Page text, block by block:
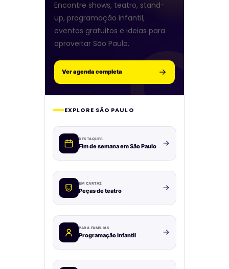
Encontre shows, teatro, stand-
up, programação infantil,
eventos gratuitos e ideias para
aproveitar São Paulo.
Ver agenda completa
EXPLORE SÃO PAULO
DESTAQUES
Fim de semana em São Paulo
EM CARTAZ
Peças de teatro
PARA FAMÍLIAS
Programação infantil